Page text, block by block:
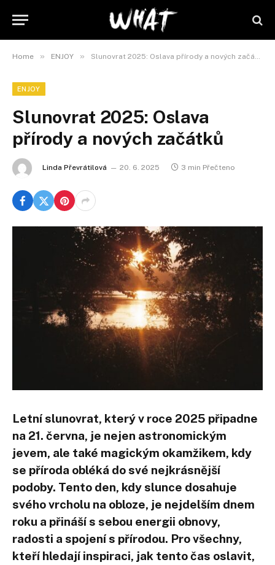
Home » ENJOY » Slunovrat 2025: Oslava přírody a nových začátků
ENJOY
Slunovrat 2025: Oslava
přírody a nových začátků
Linda Převrátilová 20. 6. 2025 3 min Přečteno
Letní slunovrat, který v roce 2025 připadne
na 21. června, je nejen astronomickým
jevem, ale také magickým okamžikem, kdy
se příroda obléká do své nejkrásnější
podoby. Tento den, kdy slunce dosahuje
svého vrcholu na obloze, je nejdelším dnem
roku a přináší s sebou energii obnovy,
radosti a spojení s přírodou. Pro všechny,
kteří hledají inspiraci, jak tento čas oslavit,